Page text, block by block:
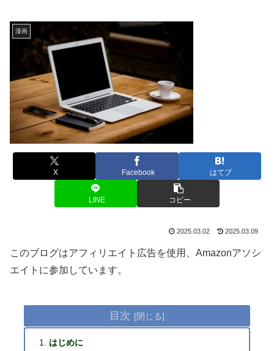
漫画
X Facebook はてブ
LINE コピー
2025.03.02 2025.03.09
このブログはアフィリエイト広告を使用、Amazonアソシ
エイトに参加しています。
目次
はじめに